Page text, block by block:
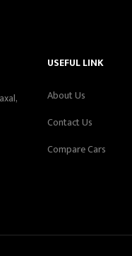
USEFUL LINK
About Us
Contact Us
Compare Cars